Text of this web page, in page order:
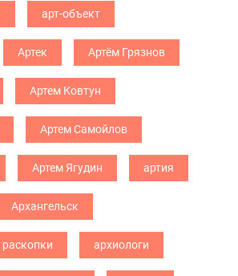
арт-объект
Артек Артём Грязнов
Артем Ковтун
Артем Самойлов
Артем Ягудин артия
Архангельск
раскопки архиологи